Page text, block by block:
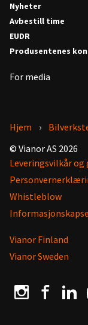
Nyheter
Avbestill time
EUDR
Produsentenes
For media
Hjem
© Vianor AS 2026
Leveringsvilkår og
Whistleblow
Vianor Finland
Vianor Sweden